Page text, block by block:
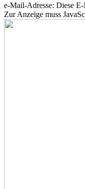
e-Mail-Adresse: Diese
Zur Anzeige muss